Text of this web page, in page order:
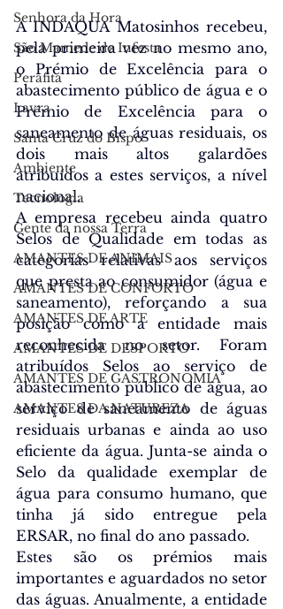
Senhora da Hora
São Mamede de Infesta
Perafita
Lavra
Santa Cruz do Bispo
Ambiente
Tecnologia
Gente da nossa Terra
AMANTES DE ANIMAIS
AMANTES DE CONFORTO
AMANTES DE ARTE
AMANTES DE DESPORTO
AMANTES DE GASTRONOMIA
AMANTES DA NATUREZA
A INDAQUA Matosinhos recebeu,
pela primeira vez no mesmo ano,
o Prémio de Excelência para o
abastecimento público de água e o
Prémio de Excelência para o
saneamento de águas residuais, os
dois mais altos galardões
atribuídos a estes serviços, a nível
nacional.
A empresa recebeu ainda quatro
Selos de Qualidade em todas as
categorias relativas aos serviços
que presta ao consumidor (água e
saneamento), reforçando a sua
posição como a entidade mais
reconhecida no setor. Foram
atribuídos Selos ao serviço de
abastecimento público de água, ao
serviço de saneamento de águas
residuais urbanas e ainda ao uso
eficiente da água. Junta-se ainda o
Selo da qualidade exemplar de
água para consumo humano, que
tinha já sido entregue pela
ERSAR, no final do ano passado.
Estes são os prémios mais
importantes e aguardados no setor
das águas. Anualmente, a entidade